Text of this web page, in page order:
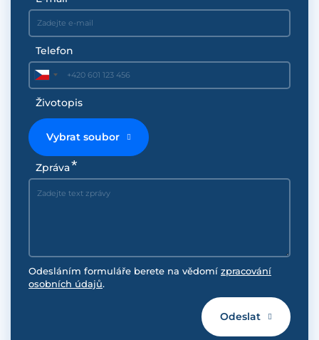
Telefon
Životopis
Vybrat soubor
Zpráva
Odesláním formuláře berete na vědomí zpracování
osobních údajů.
Odeslat